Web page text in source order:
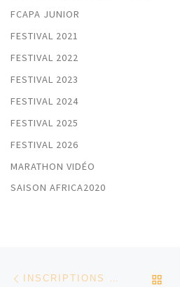
FCAPA JUNIOR
FESTIVAL 2021
FESTIVAL 2022
FESTIVAL 2023
FESTIVAL 2024
FESTIVAL 2025
FESTIVAL 2026
MARATHON VIDÉO
SAISON AFRICA2020
Parcourir les
INSCRIPTIONS MARATHON VIDÉO